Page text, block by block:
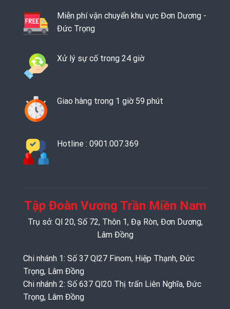
Miễn phí vận chuyển khu vực Đơn Dương -
Đức Trọng
Xử lý sự cố trong 24 giờ
Giao hàng trong 1 giờ 59 phút
Hotline : 0901.007.369
Tập Đoàn Vương Trần Miền Nam
Trụ sở: Ql 20, Số 72, Thôn 1, Đạ Ròn, Đơn Dương,
Lâm Đồng
Chi nhánh 1: Số 37 Ql27 Finom, Hiệp Thạnh, Đức
Trọng, Lâm Đồng
Chi nhánh 2: Số 637 Ql20 Thị trấn Liên Nghĩa, Đức
Trọng, Lâm Đồng